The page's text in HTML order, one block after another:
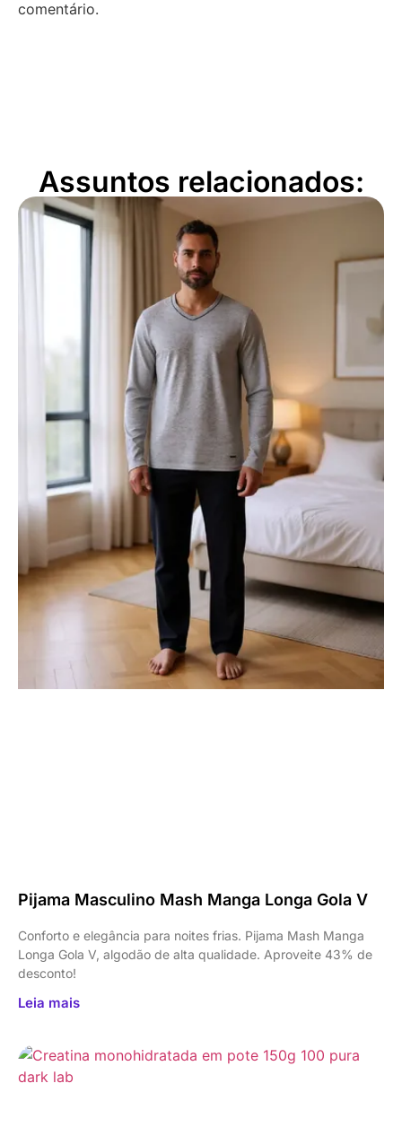
comentário.
Assuntos relacionados:
Pijama Masculino Mash Manga Longa Gola V
Conforto e elegância para noites frias. Pijama Mash Manga
Longa Gola V, algodão de alta qualidade. Aproveite 43% de
desconto!
Leia mais